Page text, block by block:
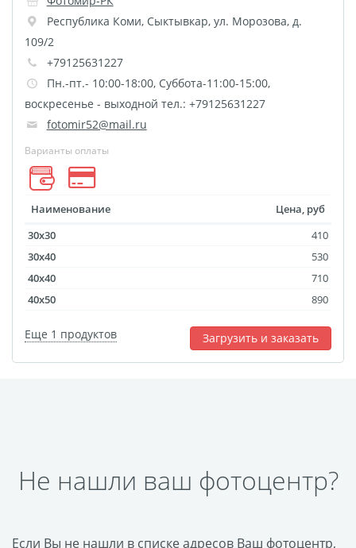
Фото на чехле телефона
Фото на значке
Фотосъемка в студии
Сланцы
Бессмертный полк
Ритуальная керамика
Полотенце с именем
Обложка для
документов
Кухонные
принадлежности
Фото на стеклянной
Календарь-плакат
Фотоколлаж
Визитки
блоком
Республика Коми, Сыктывкар, ул. Морозова, д.
109/2
+79125631227
Пн.-пт.- 10:00-18:00, Суббота-11:00-15:00,
воскресенье - выходной тел.: +79125631227
fotomir52@mail.ru
Варианты оплаты
Наименование
Цена, руб
30x30
410
30x40
530
40x40
710
40x50
890
Еще 1 продуктов Загрузить и заказать
Не нашли ваш фотоцентр?
Если Вы не нашли в списке адресов Ваш фотоцентр,